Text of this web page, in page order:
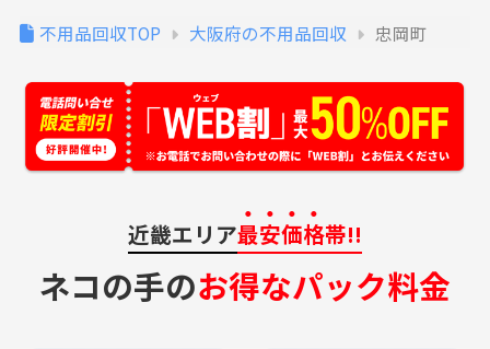
不用品回収TOP 大阪府の不用品回収 忠岡町
近畿エリア最安価格帯!!
ネコの手のお得なパック料金